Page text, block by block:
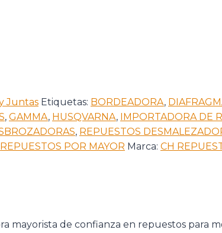
Juntas Etiquetas: BORDEADORA,
, GAMMA, HUSQVARNA, IMPORTADORA DE
, REPUESTOS
REPUESTOS POR MAYOR Marca: CH
mayorista de confianza en repuestos para